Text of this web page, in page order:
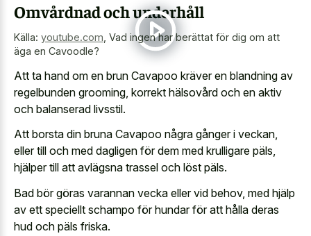
Omvårdnad och underhåll
Källa: youtube.com, Vad ingen har berättat för dig om att
äga en Cavoodle?
Att ta hand om en brun Cavapoo kräver en blandning av
regelbunden grooming, korrekt hälsovård och en aktiv
och balanserad livsstil.
Att borsta din bruna Cavapoo några gånger i veckan,
eller till och med dagligen för dem med krulligare päls,
hjälper till att avlägsna trassel och löst päls.
Bad bör göras varannan vecka eller vid behov, med hjälp
av ett speciellt schampo för hundar för att hålla deras
hud och päls friska.